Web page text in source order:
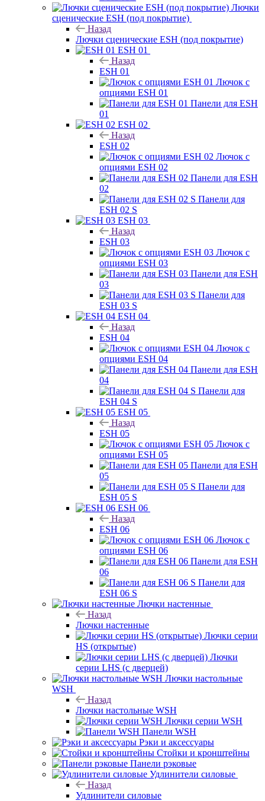
Лючки
сценические ESH (под покрытие)
Назад
Лючки сценические ESH (под покрытие)
ESH 01
Назад
ESH 01
Лючок с
опциями ESH 01
Панели для ESH
01
ESH 02
Назад
ESH 02
Лючок с
опциями ESH 02
Панели для ESH
02
Панели для
ESH 02 S
ESH 03
Назад
ESH 03
Лючок с
опциями ESH 03
Панели для ESH
03
Панели для
ESH 03 S
ESH 04
Назад
ESH 04
Лючок с
опциями ESH 04
Панели для ESH
04
Панели для
ESH 04 S
ESH 05
Назад
ESH 05
Лючок с
опциями ESH 05
Панели для ESH
05
Панели для
ESH 05 S
ESH 06
Назад
ESH 06
Лючок с
опциями ESH 06
Панели для ESH
06
Панели для
ESH 06 S
Лючки настенные
Назад
Лючки настенные
Лючки серии
HS (открытые)
Лючки
серии LHS (с дверцей)
Лючки настольные
WSH
Назад
Лючки настольные WSH
Лючки серии WSH
Панели WSH
Рэки и аксессуары
Стойки и кронштейны
Панели рэковые
Удлинители силовые
Назад
Удлинители силовые